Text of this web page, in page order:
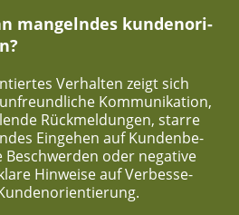
man­geln­des kun­den­ori­
Ver­hal­ten zeigt sich
Kom­mu­ni­ka­ti­on,
Rück­mel­dun­gen, star­re
Ein­ge­hen auf Kun­den­be­
oder nega­ti­ve
Hin­wei­se auf Ver­bes­se­